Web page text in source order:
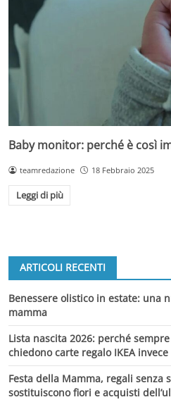
Baby monitor: perché è così
teamredazione 18 Febbraio 2025
Leggi di più
ARTICOLI RECENTI
Benessere olistico in estate: una
mamma
Lista nascita 2026: perché
chiedono carte regalo IKEA
Festa della Mamma, regali senza
sostituiscono fiori e acquisti